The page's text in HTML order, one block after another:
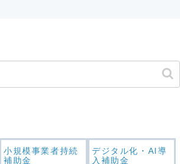
小規模事業者持続
補助金
デジタル化・AI導
入補助金